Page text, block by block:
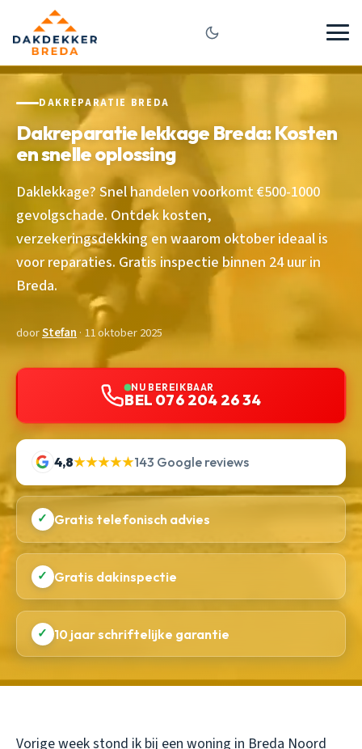
DAKREPARATIE BREDA
Dakreparatie lekkage Breda: Kosten
en snelle oplossing
Daklekkage? Snel handelen voorkomt €500-1000
gevolgschade. Ontdek kosten,
verzekeringsdekking en waarom oktober ideaal is
voor reparaties. Gratis inspectie binnen 24 uur in
Breda.
doorStefan · 11 oktober 2025
NU BEREIKBAAR
BEL 076 204 26 34
4,8★★★★★143 Google reviews
✓ Gratis telefonisch advies
✓ Gratis dakinspectie
✓ 10 jaar schriftelijke garantie
Vorige week stond ik bij een woning in Breda Noord